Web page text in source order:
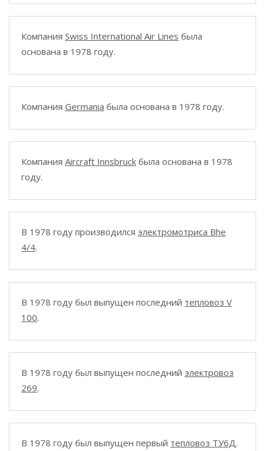
Компания Swiss International Air Lines была
основана в 1978 году.
Компания Germania была основана в 1978 году.
Компания Aircraft Innsbruck была основана в 1978
году.
В 1978 году производился электромотриса Bhe
4/4.
В 1978 году был выпущен последний тепловоз V
100.
В 1978 году был выпущен последний электровоз
269.
В 1978 году был выпущен первый тепловоз ТУ6Д.